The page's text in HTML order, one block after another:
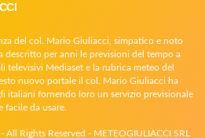
del col. Mario Giuliacci, simpatico e noto
descritto per anni le previsioni del tempo a
televisivi Mediaset e la rubrica meteo del
nuovo portale il col. Mario Giuliacci ha
italiani fornendo loro un servizio previsionale
facile da usare.
Rights Reserved - METEOGIULIACCI SRL